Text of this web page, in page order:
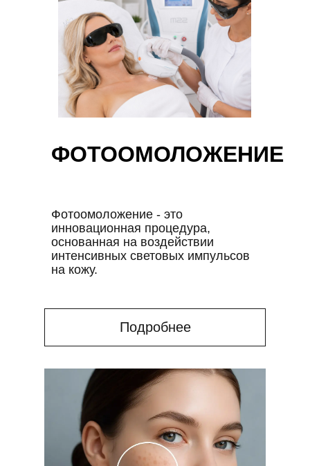
Фотоомоложение - это
инновационная процедура,
основанная на воздействии
интенсивных световых импульсов
на кожу.
Подробнее
ФОТООМОЛОЖЕНИЕ